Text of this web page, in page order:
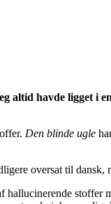
altid havde ligget i
Den blinde ugle
oversat til